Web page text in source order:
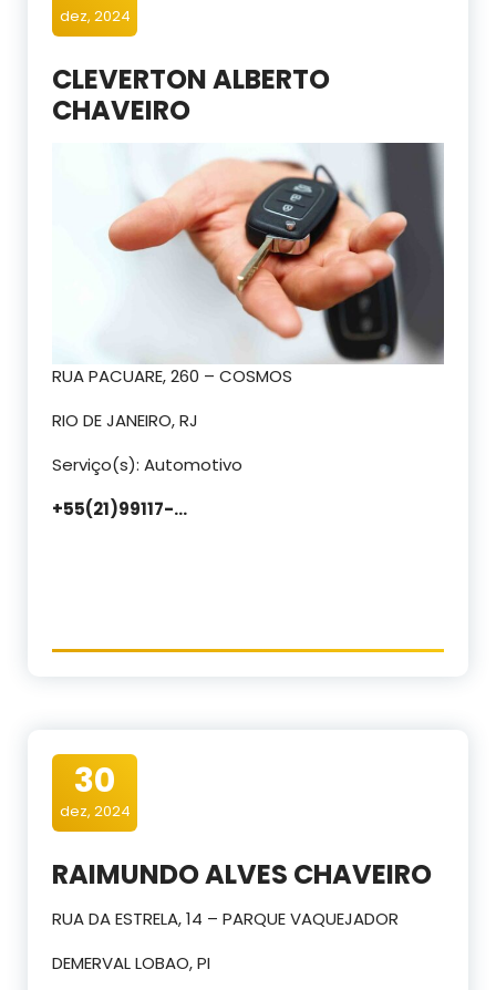
dez, 2024
CLEVERTON ALBERTO
CHAVEIRO
RUA PACUARE, 260 – COSMOS
RIO DE JANEIRO, RJ
Serviço(s): Automotivo
+55(21)99117-…
30
dez, 2024
RAIMUNDO ALVES CHAVEIRO
RUA DA ESTRELA, 14 – PARQUE VAQUEJADOR
DEMERVAL LOBAO, PI